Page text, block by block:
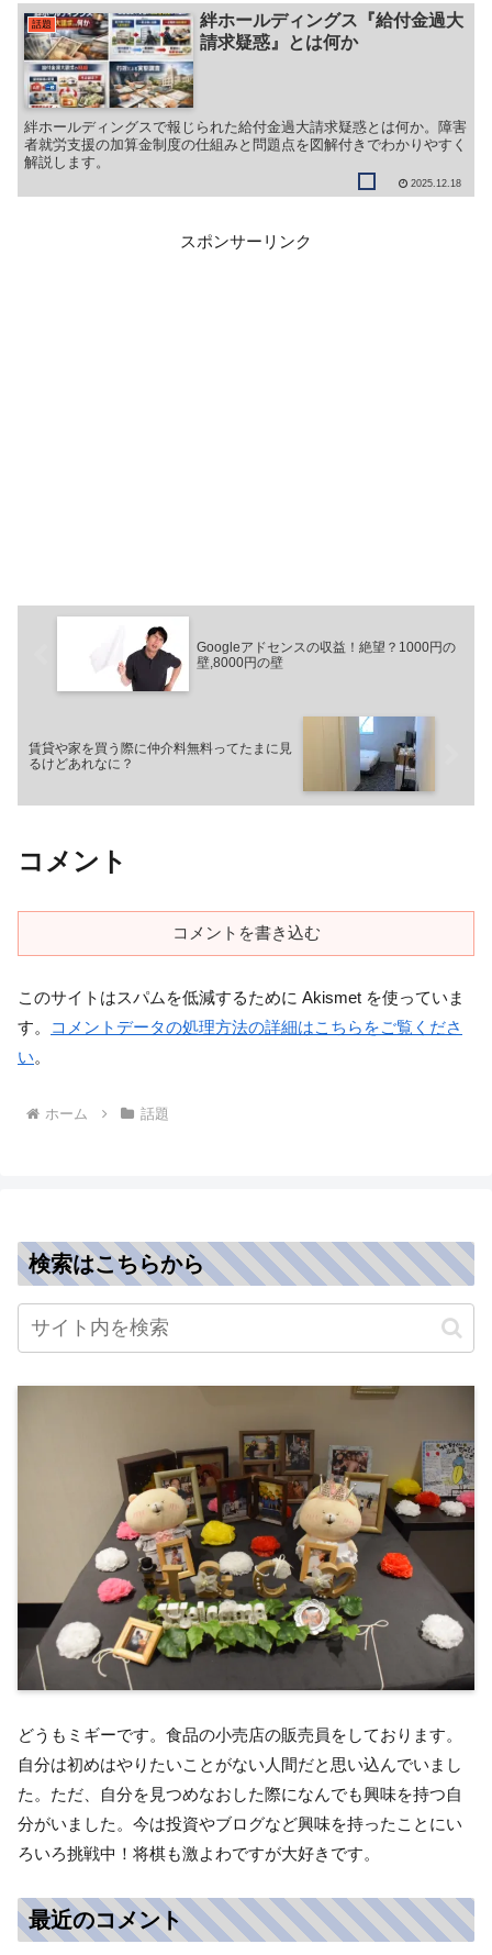
話題
絆ホールディングス『給付金過大
請求疑惑』とは何か
絆ホールディングスで報じられた給付金過大請求疑惑とは何か。障害
者就労支援の加算金制度の仕組みと問題点を図解付きでわかりやすく
解説します。
2025.12.18
スポンサーリンク
Googleアドセンスの収益！絶望？1000円の
壁,8000円の壁
賃貸や家を買う際に仲介料無料ってたまに見
るけどあれなに？
コメント
コメントを書き込む
このサイトはスパムを低減するために Akismet を使っていま
す。
コメントデータの処理方法の詳細はこちらをご覧くださ
い。
ホーム 話題
検索はこちらから
どうもミギーです。食品の小売店の販売員をしております。
自分は初めはやりたいことがない人間だと思い込んでいまし
た。ただ、自分を見つめなおした際になんでも興味を持つ自
分がいました。今は投資やブログなど興味を持ったことにい
ろいろ挑戦中！将棋も激よわですが大好きです。
最近のコメント